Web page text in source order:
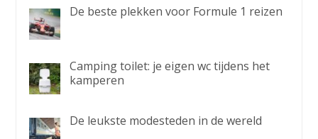
De beste plekken voor Formule 1 reizen
Camping toilet: je eigen wc tijdens het
kamperen
De leukste modesteden in de wereld